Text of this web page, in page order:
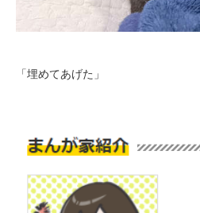
「埋めてあげた」